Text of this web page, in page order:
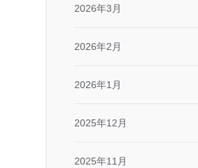
2026年3月
2026年2月
2026年1月
2025年12月
2025年11月